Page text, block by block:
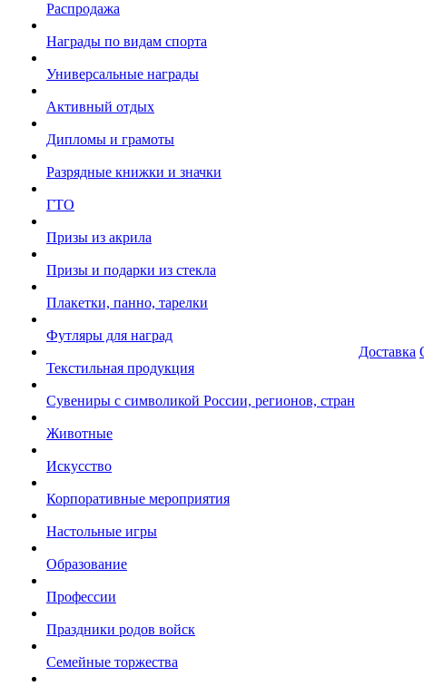
Распродажа
Награды по видам спорта
Универсальные награды
Активный отдых
Дипломы и грамоты
Разрядные книжки и значки
ГТО
Призы из акрила
Призы и подарки из стекла
Плакетки, панно, тарелки
Футляры для наград
Текстильная продукция
Сувениры с символикой России, регионов, стран
Животные
Искусство
Корпоративные мероприятия
Настольные игры
Образование
Профессии
Праздники родов войск
Семейные торжества
Доставка